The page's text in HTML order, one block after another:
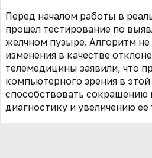
Перед началом работы в
прошел тестирование по
желчном пузыре. Алгоритм не
изменения в качестве
телемедицины заявили, что
компьютерного зрения в
способствовать сокращению
диагностику и увеличению ее